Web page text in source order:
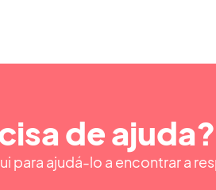
de ajuda?
para ajudá-lo a encontrar a